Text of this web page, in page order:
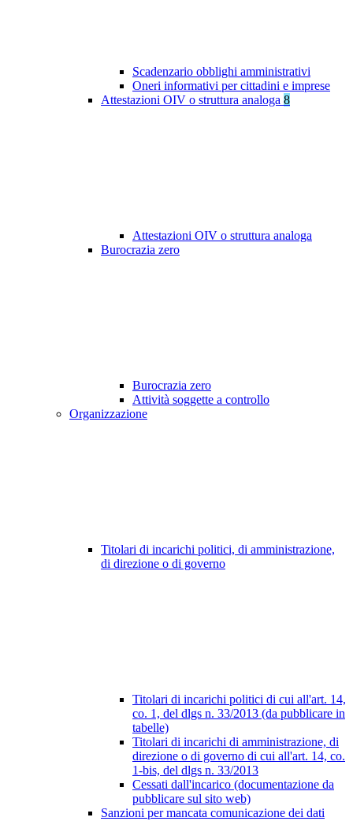
Scadenzario obblighi amministrativi
Oneri informativi per cittadini e imprese
Attestazioni OIV o struttura analoga 8
Attestazioni OIV o struttura analoga
Burocrazia zero
Burocrazia zero
Attività soggette a controllo
Organizzazione
Titolari di incarichi politici, di amministrazione,
di direzione o di governo
Titolari di incarichi politici di cui all'art. 14,
co. 1, del dlgs n. 33/2013 (da pubblicare in
tabelle)
Titolari di incarichi di amministrazione, di
direzione o di governo di cui all'art. 14, co.
1-bis, del dlgs n. 33/2013
Cessati dall'incarico (documentazione da
pubblicare sul sito web)
Sanzioni per mancata comunicazione dei dati